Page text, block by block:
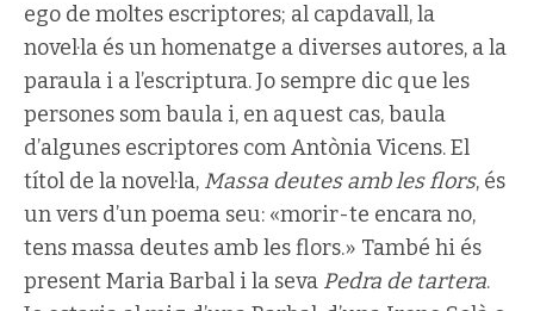
ego de moltes escriptores; al capdavall, la
novel·la és un homenatge a diverses autores, a la
paraula i a l’escriptura. Jo sempre dic que les
persones som baula i, en aquest cas, baula
d’algunes escriptores com Antònia Vicens. El
títol de la novel·la, Massa deutes amb les flors, és
un vers d’un poema seu: «morir-te encara no,
tens massa deutes amb les flors.» També hi és
present Maria Barbal i la seva Pedra de tartera.